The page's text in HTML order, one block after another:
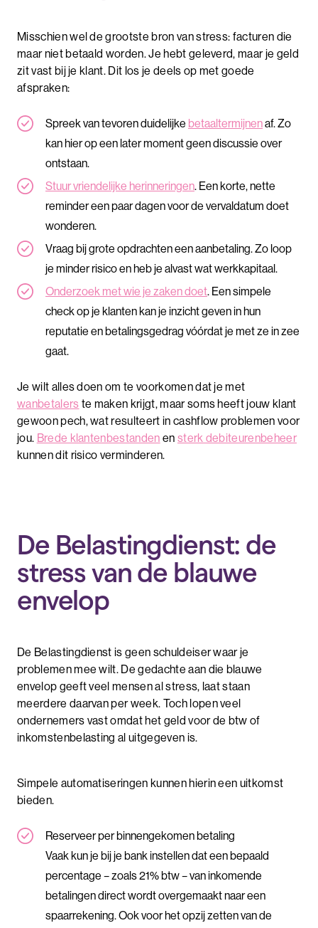
Misschien wel de grootste bron van stress: facturen die
maar niet betaald worden. Je hebt geleverd, maar je geld
zit vast bij je klant. Dit los je deels op met goede
afspraken:
Spreek van tevoren duidelijke betaaltermijnenaf. Zo
kan hier op een later moment geen discussie over
ontstaan.
Stuur vriendelijke herinneringen. Een korte, nette
reminder een paar dagen voor de vervaldatum doet
wonderen.
Vraag bij grote opdrachten een aanbetaling. Zo loop
je minder risico en heb je alvast wat werkkapitaal.
Onderzoek met wie je zaken doet. Een simpele
check op je klanten kan je inzicht geven in hun
reputatie en betalingsgedrag vóórdat je met ze in zee
gaat.
Je wilt alles doen om te voorkomen dat je met
wanbetalers te maken krijgt, maar soms heeft jouw klant
gewoon pech, wat resulteert in cashflow problemen voor
jou. Brede klantenbestanden en sterk debiteurenbeheer
kunnen dit risico verminderen.
De Belastingdienst: de
stress van de blauwe
envelop
De Belastingdienst is geen schuldeiser waar je
problemen mee wilt. De gedachte aan die blauwe
envelop geeft veel mensen al stress, laat staan
meerdere daarvan per week. Toch lopen veel
ondernemers vast omdat het geld voor de btw of
inkomstenbelasting al uitgegeven is.
Simpele automatiseringen kunnen hierin een uitkomst
bieden.
Reserveer per binnengekomen betaling
Vaak kun je bij je bank instellen dat een bepaald
percentage – zoals 21% btw – van inkomende
betalingen direct wordt overgemaakt naar een
spaarrekening. Ook voor het opzij zetten van de